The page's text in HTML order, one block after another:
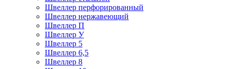
Швеллер перфорированный
Швеллер нержавеющий
Швеллер П
Швеллер У
Швеллер 5
Швеллер 6,5
Швеллер 8